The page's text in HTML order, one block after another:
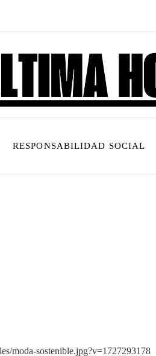
RESPONSABILIDAD SOCIAL